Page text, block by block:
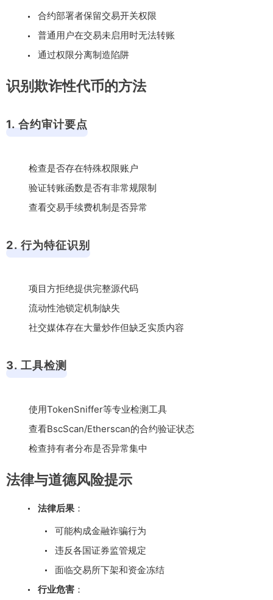
合约部署者保留交易开关权限
普通用户在交易未启用时无法转账
通过权限分离制造陷阱
识别欺诈性代币的方法
1. 合约审计要点
检查是否存在特殊权限账户
验证转账函数是否有非常规限制
查看交易手续费机制是否异常
2. 行为特征识别
项目方拒绝提供完整源代码
流动性池锁定机制缺失
社交媒体存在大量炒作但缺乏实质内容
3. 工具检测
使用TokenSniffer等专业检测工具
查看BscScan/Etherscan的合约验证状态
检查持有者分布是否异常集中
法律与道德风险提示
法律后果 ：
可能构成金融诈骗行为
违反各国证券监管规定
面临交易所下架和资金冻结
行业危害 ：